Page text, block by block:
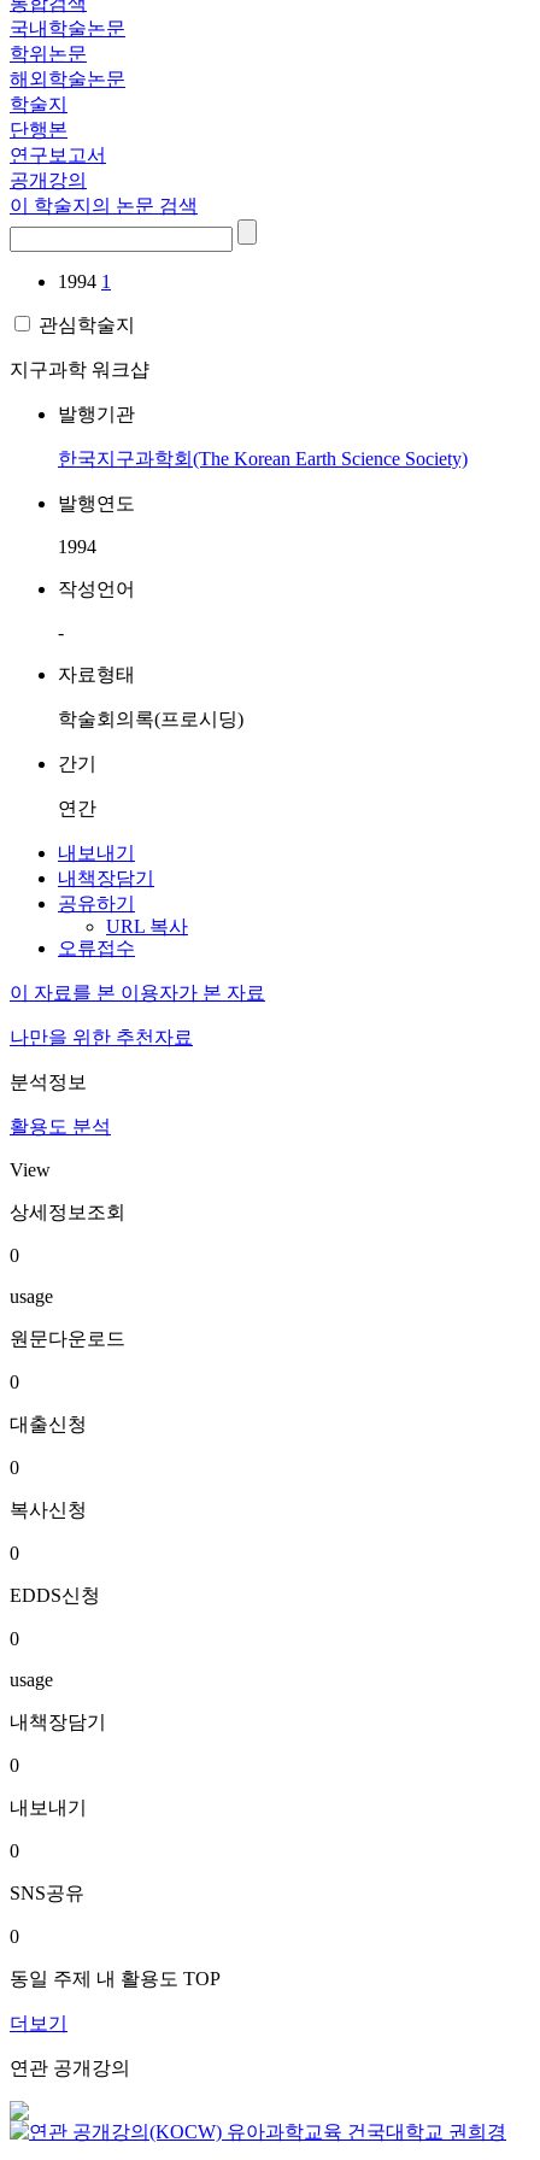
국내학술논문
학위논문
해외학술논문
학술지
단행본
연구보고서
공개강의
이 학술지의 논문 검색
1994 1
관심학술지
지구과학 워크샵
발행기관
한국지구과학회(The Korean Earth Science Society)
발행연도
1994
작성언어
-
자료형태
학술회의록(프로시딩)
간기
연간
내보내기
내책장담기
공유하기
URL 복사
오류접수
이 자료를 본 이용자가 본 자료
나만을 위한 추천자료
분석정보
활용도 분석
View
상세정보조회
0
usage
원문다운로드
0
대출신청
0
복사신청
0
EDDS신청
0
usage
내책장담기
0
내보내기
0
SNS공유
0
동일 주제 내 활용도 TOP
더보기
연관 공개강의
유아과학교육 건국대학교 권희경